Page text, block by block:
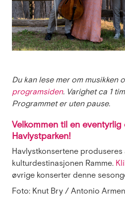
Du kan lese mer om musikken
programsiden. Varighet ca 1
Programmet er uten pause.
Velkommen til en
Havlystparken!
Havlystkonsertene
kulturdestinasjonen Ramme.
øvrige konserter denne
Foto: Knut Bry / Antonio